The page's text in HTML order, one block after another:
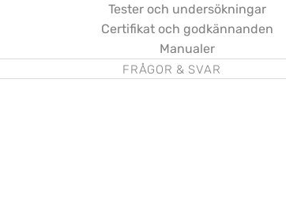
Tester och undersökningar
Certifikat och godkännanden
Manualer
FRÅGOR & SVAR